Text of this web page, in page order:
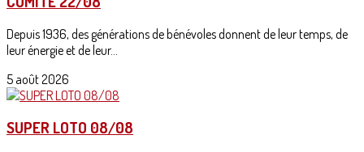
Depuis 1936, des générations de bénévoles donnent de leur temps, de
leur énergie et de leur...
5 août 2026
SUPER LOTO 08/08